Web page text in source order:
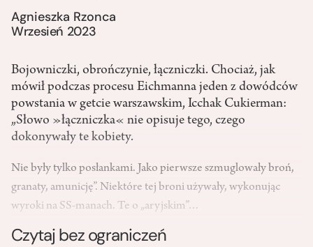
Agnieszka Rzonca
Wrzesień 2023
Bojowniczki, obrończynie, łączniczki. Chociaż, jak
mówił podczas procesu Eichmanna jeden z dowódców
powstania w getcie warszawskim, Icchak Cukierman:
„Słowo »łączniczka« nie opisuje tego, czego
dokonywały te kobiety.
Nie były tylko posłankami. Jako pierwsze szmuglowały broń,
granaty, amunicję”. Niektóre tej broni używały, wykonując
wyroki na SS-manach. Te o „aryjskim”…
Czytaj bez ograniczeń